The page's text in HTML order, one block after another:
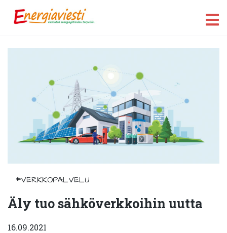
#VERKKOPALVELU
Äly tuo sähköverkkoihin uutta
16.09.2021